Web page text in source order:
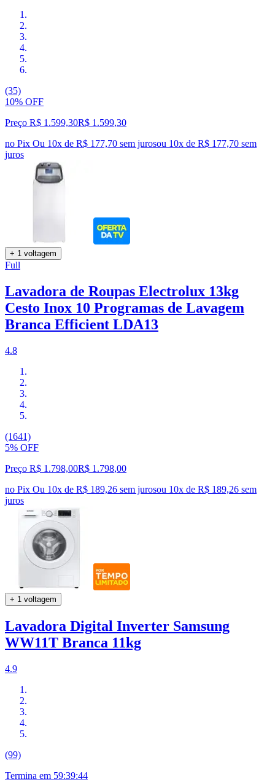
(35)
10% OFF
Preço R$ 1.599,30R$ 1.599,30
no Pix Ou 10x de R$ 177,70 sem jurosou 10x de R$ 177,70 sem
juros
+ 1 voltagem
Full
Lavadora de Roupas Electrolux 13kg
Cesto Inox 10 Programas de Lavagem
Branca Efficient LDA13
4.8
(1641)
5% OFF
Preço R$ 1.798,00R$ 1.798,00
no Pix Ou 10x de R$ 189,26 sem jurosou 10x de R$ 189,26 sem
juros
+ 1 voltagem
Lavadora Digital Inverter Samsung
WW11T Branca 11kg
4.9
(99)
Termina em 59:39:44